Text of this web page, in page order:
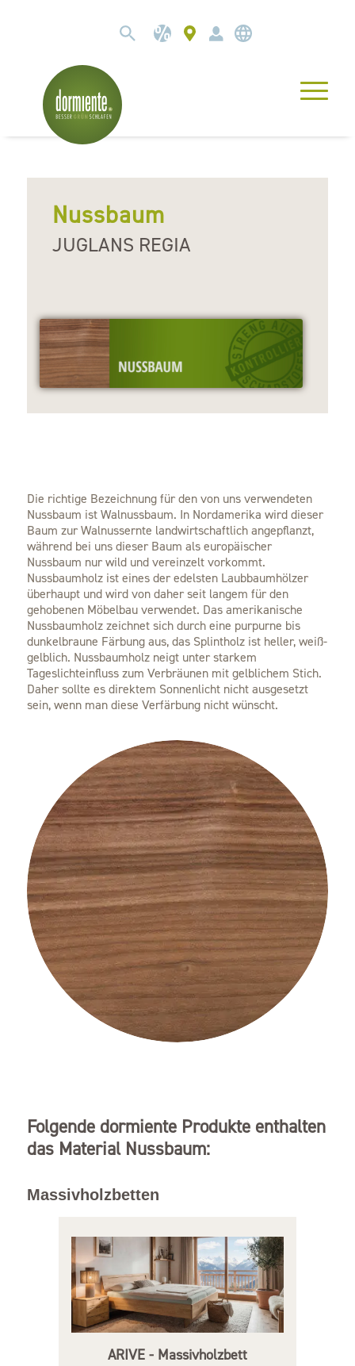
Nussbaum
JUGLANS REGIA
Die richtige Bezeichnung für den von uns verwendeten
Nussbaum ist Walnussbaum. In Nordamerika wird dieser
Baum zur Walnussernte landwirtschaftlich angepflanzt,
während bei uns dieser Baum als europäischer
Nussbaum nur wild und vereinzelt vorkommt.
Nussbaumholz ist eines der edelsten Laubbaumhölzer
überhaupt und wird von daher seit langem für den
gehobenen Möbelbau verwendet. Das amerikanische
Nussbaumholz zeichnet sich durch eine purpurne bis
dunkelbraune Färbung aus, das Splintholz ist heller, weiß-
gelblich. Nussbaumholz neigt unter starkem
Tageslichteinfluss zum Verbräunen mit gelblichem Stich.
Daher sollte es direktem Sonnenlicht nicht ausgesetzt
sein, wenn man diese Verfärbung nicht wünscht.
Folgende dormiente Produkte enthalten
das Material Nussbaum:
Massivholzbetten
ARIVE - Massivholzbett